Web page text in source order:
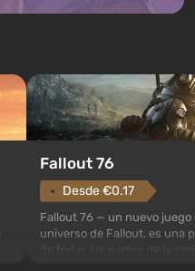
Fallout 76
Desde €0.17
Fallout 76 — un nuevo juego
universo de Fallout, es una
de todas las partes de la